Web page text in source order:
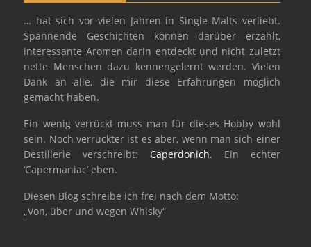
… hat sich vor vielen Jahren in Single Malts verliebt.
Spannende Geschichten können darüber erzählt,
interessante Aromen darin entdeckt und nicht zuletzt
nette Menschen dazu kennengelernt werden. Vielen
Dank an alle, die mir diese Erfahrungen möglich
gemacht haben.
Ein wenig verrückt muss man für dieses Hobby wohl
sein. Noch verrückter ist es aber, wenn man sich einer
Destillerie verschreibt: Caperdonich. Ein echter
‘Capermaniac‘ eben.
Diesen Blog schreibe ich frei nach dem Motto:
„Von, über und wegen Whisky“